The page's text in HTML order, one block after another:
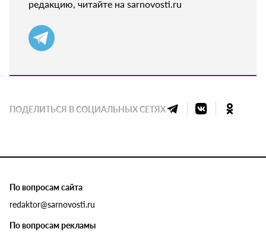
редакцию, читайте на sarnovosti.ru
ПОДЕЛИТЬСЯ В СОЦИАЛЬНЫХ СЕТЯХ
По вопросам сайта
redaktor@sarnovosti.ru
По вопросам рекламы